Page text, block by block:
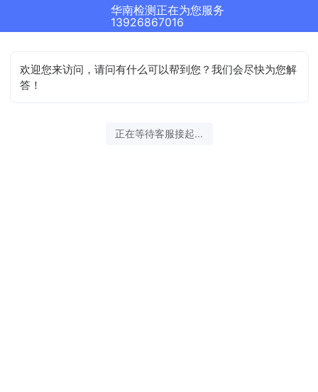
华南检测正在为您服务
13926867016
欢迎您来访问，请问有什么可以帮到您？我们会尽快为您解
答！
正在等待客服接起...